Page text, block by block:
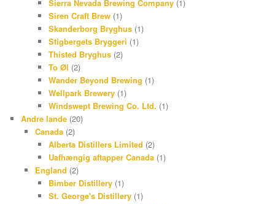
Sierra Nevada Brewing Company (1)
Siren Craft Brew (1)
Skanderborg Bryghus (1)
Stigbergets Bryggeri (1)
Thisted Bryghus (2)
To Øl (2)
Wander Beyond Brewing (1)
Wellpark Brewery (1)
Windswept Brewing Co. Ltd. (1)
Andre lande (20)
Canada(2)
Alberta Distillers Limited (2)
Uafhængig aftapper Canada (1)
England (2)
Bimber Distillery (1)
St. George's Distillery (1)